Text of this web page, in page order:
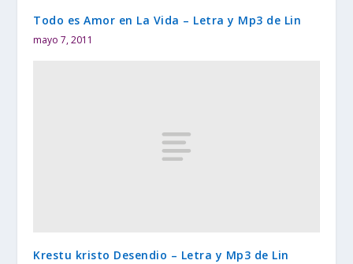
Todo es Amor en La Vida – Letra y Mp3 de Lin
mayo 7, 2011
Krestu kristo Desendio – Letra y Mp3 de Lin